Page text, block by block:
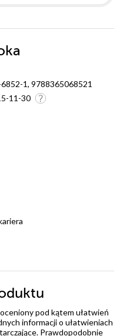
1, 9788365068521
11-30
pod kątem ułatwień
informacji o ułatwieniach
Prawdopodobnie